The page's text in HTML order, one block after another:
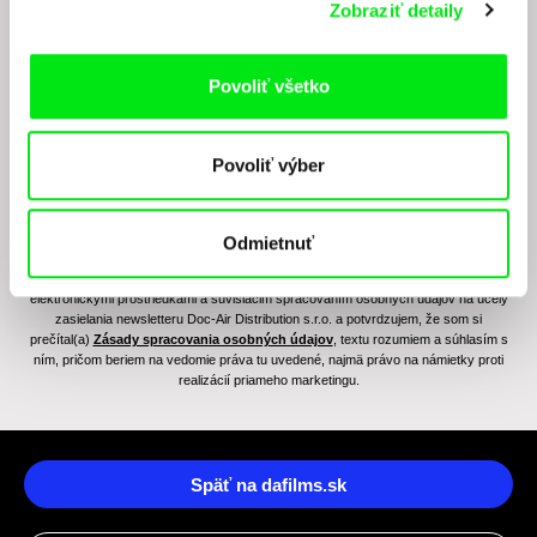
Zobraziť detaily
Povoliť všetko
Povoliť výber
Odmietnuť
Chcete byť pravidelne informovaní o novinkách v
Odoslaním registrácie k Newsletteru súhlasím so zasielaním obchodných oznámení
elektronickými prostriedkami a súvisiacim spracovaním osobných údajov na účely
zasielania newsletteru Doc-Air Distribution s.r.o. a potvrdzujem, že som si
prečítal(a) Zásady spracovania osobných údajov, textu rozumiem a súhlasím s
ním, pričom beriem na vedomie práva tu uvedené, najmä právo na námietky proti
realizácií priameho marketingu.
Späť na dafilms.sk